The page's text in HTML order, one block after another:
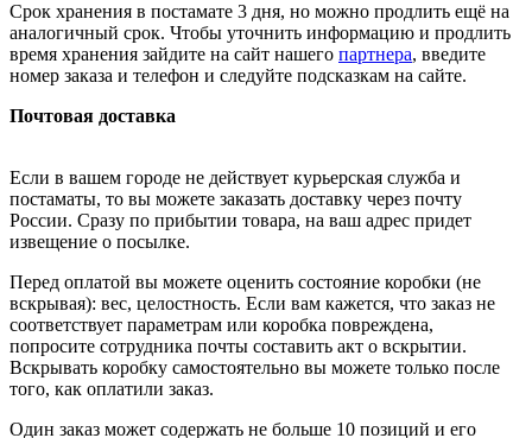
Срок хранения в постамате 3 дня, но можно продлить ещё на
аналогичный срок. Чтобы уточнить информацию и продлить
время хранения зайдите на сайт нашего партнера, введите
номер заказа и телефон и следуйте подсказкам на сайте.
Почтовая доставка
Если в вашем городе не действует курьерская служба и
постаматы, то вы можете заказать доставку через почту
России. Сразу по прибытии товара, на ваш адрес придет
извещение о посылке.
Перед оплатой вы можете оценить состояние коробки (не
вскрывая): вес, целостность. Если вам кажется, что заказ не
соответствует параметрам или коробка повреждена,
попросите сотрудника почты составить акт о вскрытии.
Вскрывать коробку самостоятельно вы можете только после
того, как оплатили заказ.
Один заказ может содержать не больше 10 позиций и его